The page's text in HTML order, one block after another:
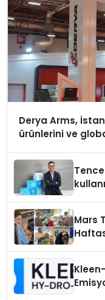
Derya Arms,
ürünlerini ve
Mars